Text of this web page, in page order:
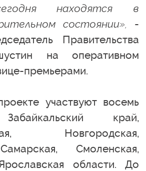
находятся в
состоянии», -
Правительства
на оперативном
премьерами.
участвуют восемь
край,
Новгородская,
Смоленская,
области. До